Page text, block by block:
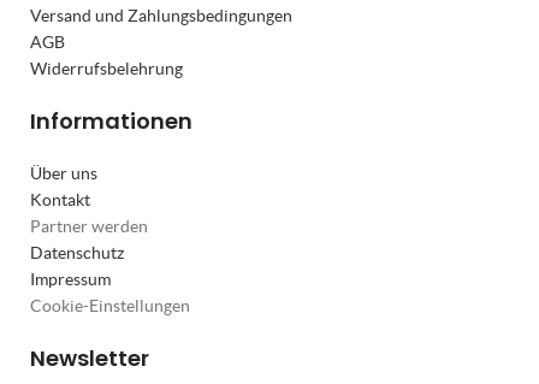
Versand und Zahlungsbedingungen
AGB
Widerrufsbelehrung
Informationen
Über uns
Kontakt
Partner werden
Datenschutz
Impressum
Cookie-Einstellungen
Newsletter